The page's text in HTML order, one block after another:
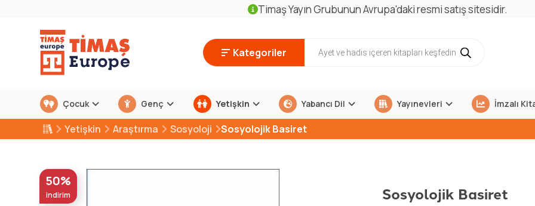
Timaş Yayın Grubunun Avrupa'daki resmi satış sitesidir.
Kategoriler
Çocuk Genç Yetişkin Yabancı Dil Yayınevleri İmzalı
Yetişkin Araştırma Sosyoloji Sosyolojik Basiret
50%
indirim Sosyolojik Basiret